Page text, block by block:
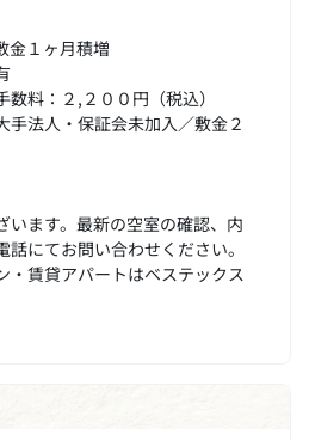
金１ヶ月積増
料：２,２００円（税込）
法人・保証会未加入／敷金２
います。最新の空室の確認、内
にてお問い合わせください。
・賃貸アパートはベステックス